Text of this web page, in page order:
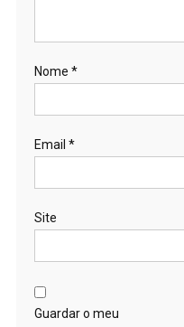
Nome *
Email *
Site
Guardar o meu